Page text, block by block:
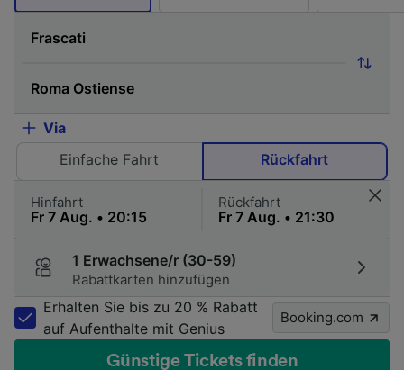
Via
Einfache Fahrt
Rückfahrt
Hinfahrt Rückfahrt
1 Erwachsene/r (30-59)
Rabattkarten hinzufügen
Erhalten Sie bis zu 20 % Rabatt
auf Aufenthalte mit Genius
Booking.com
Günstige Tickets finden